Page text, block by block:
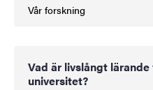
Vår forskning
(Extern länk)
Vad är livslångt
universitet?